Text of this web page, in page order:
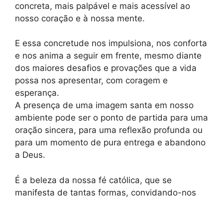
concreta, mais palpável e mais acessível ao
nosso coração e à nossa mente.
E essa concretude nos impulsiona, nos conforta
e nos anima a seguir em frente, mesmo diante
dos maiores desafios e provações que a vida
possa nos apresentar, com coragem e
esperança.
A presença de uma imagem santa em nosso
ambiente pode ser o ponto de partida para uma
oração sincera, para uma reflexão profunda ou
para um momento de pura entrega e abandono
a Deus.
É a beleza da nossa fé católica, que se
manifesta de tantas formas, convidando-nos